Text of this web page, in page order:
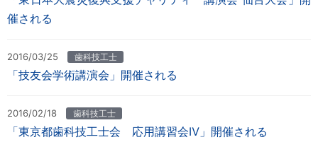
催される
2016/03/25 歯科技工士
「技友会学術講演会」開催される
2016/02/18 歯科技工士
「東京都歯科技工士会 応用講習会Ⅳ」開催される